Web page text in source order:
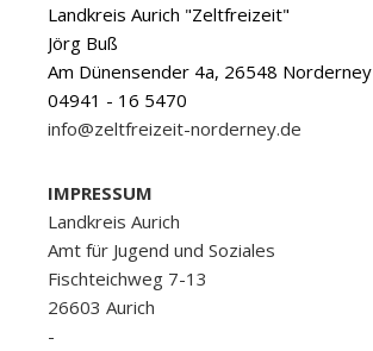
Landkreis Aurich "Zeltfreizeit"
Jörg Buß
Am Dünensender 4a, 26548 Norderney
04941 - 16 5470
info@zeltfreizeit-norderney.de
IMPRESSUM
Landkreis Aurich
Amt für Jugend und Soziales
Fischteichweg 7-13
26603 Aurich
-